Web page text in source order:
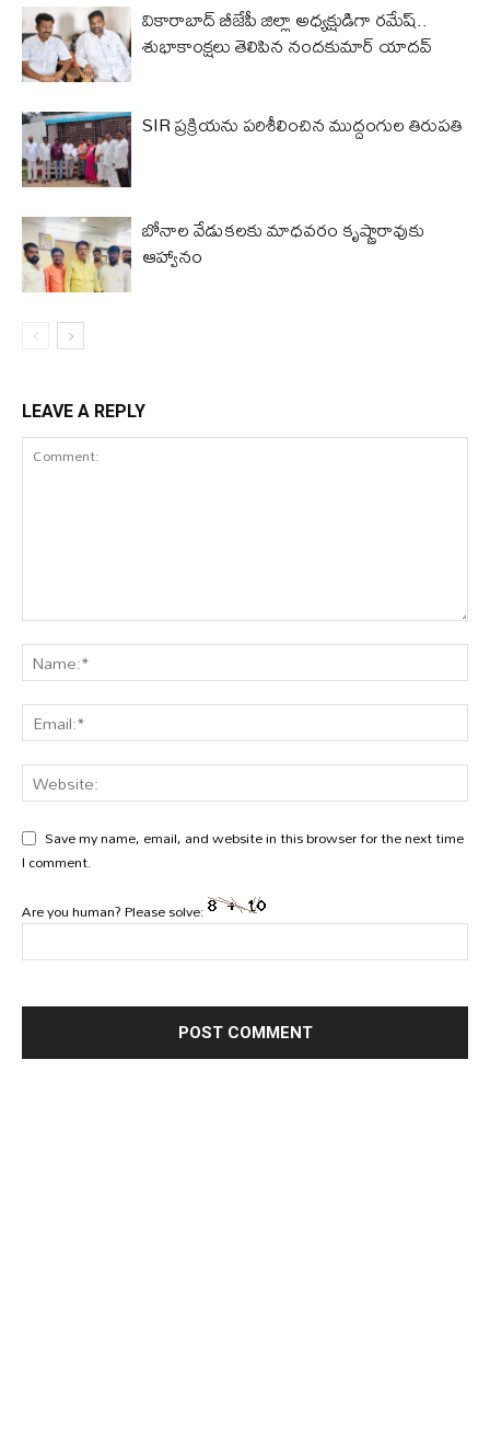
వికారాబాద్ బీజేపీ జిల్లా అధ్యక్షుడిగా రమేష్‌..
శుభాకాంక్షలు తెలిపిన నందకుమార్ యాదవ్
SIR ప్రక్రియను పరిశీలించిన ముద్దంగుల తిరుపతి
బోనాల వేడుకలకు మాధవరం కృష్ణారావుకు
ఆహ్వానం
LEAVE A REPLY
Save my name, email, and website in this browser for the next time
I comment.
Are you human? Please solve: